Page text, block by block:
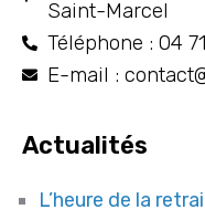
Saint-Marcel
Téléphone : 04
E-mail :
Actualités
L’heure de la